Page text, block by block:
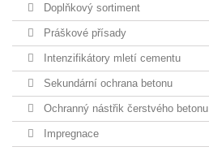
Doplňkový sortiment
Práškové přísady
Intenzifikátory mletí cementu
Sekundární ochrana betonu
Ochranný nástřik čerstvého betonu
Impregnace